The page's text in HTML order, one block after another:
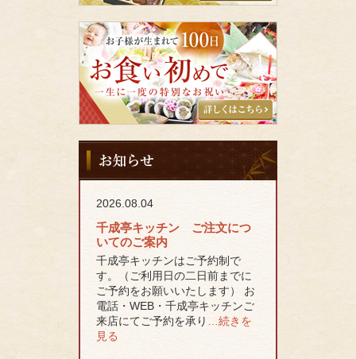
特
集
千
成
亭
キ
ッ
チ
ン
の
お
食
お
知
ら
2026.08.04
千成亭キッチン ご注文につ
いてのご案内
千成亭キッチンはご予約制で
す。（ご利用日の二日前までに
ご予約をお願いいたします） お
電話・WEB・千成亭キッチンご
来店にてご予約を承り …続きを
見る